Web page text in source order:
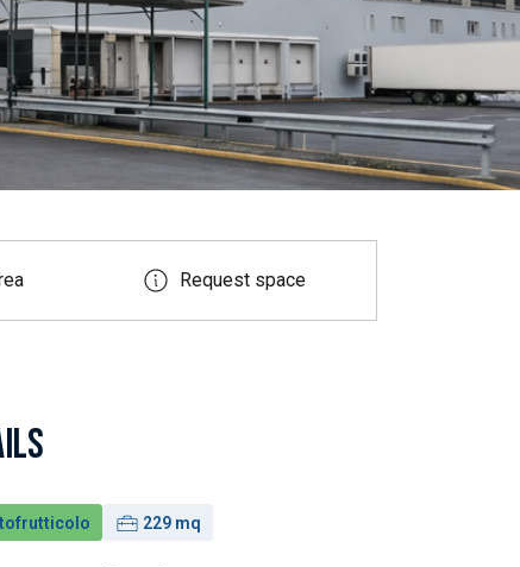
Request space
Surface:
229 mq